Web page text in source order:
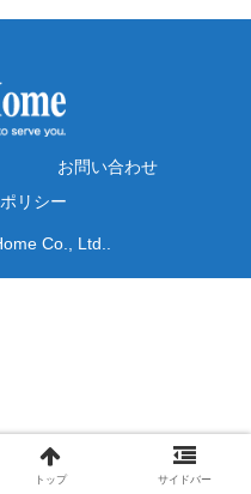
お問い合わせ
リシー
Co., Ltd..
トップ サイドバー